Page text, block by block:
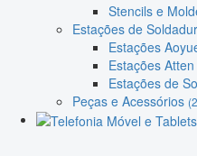
Stencils e
Estações de
Estações
Estações
Estações de
Peças e Acessórios